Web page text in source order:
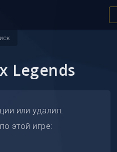
Legends
или удалил.
этой игре: